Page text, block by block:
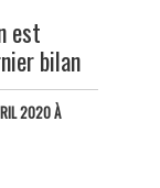
est
bilan
2020 À